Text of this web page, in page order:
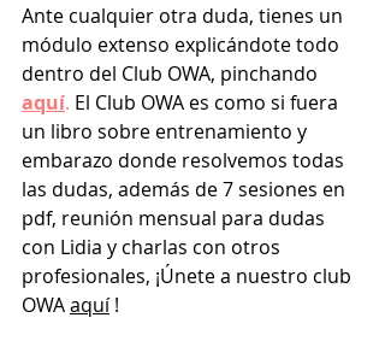
Ante cualquier otra duda, tienes un
módulo extenso explicándote todo
dentro del Club OWA, pinchando
aquí. El Club OWA es como si fuera
un libro sobre entrenamiento y
embarazo donde resolvemos todas
las dudas, además de 7 sesiones en
pdf, reunión mensual para dudas
con Lidia y charlas con otros
profesionales, ¡Únete a nuestro club
OWA aquí !